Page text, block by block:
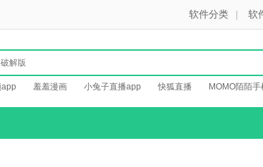
软件分类 | 软
羞羞漫画 小兔子直播app 快狐直播 MOMO陌陌